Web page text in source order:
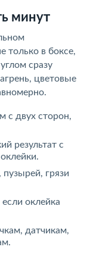
минут
только в боксе,
сразу
цветовые
с двух сторон,
результат с
грязи
оклейка
датчикам,